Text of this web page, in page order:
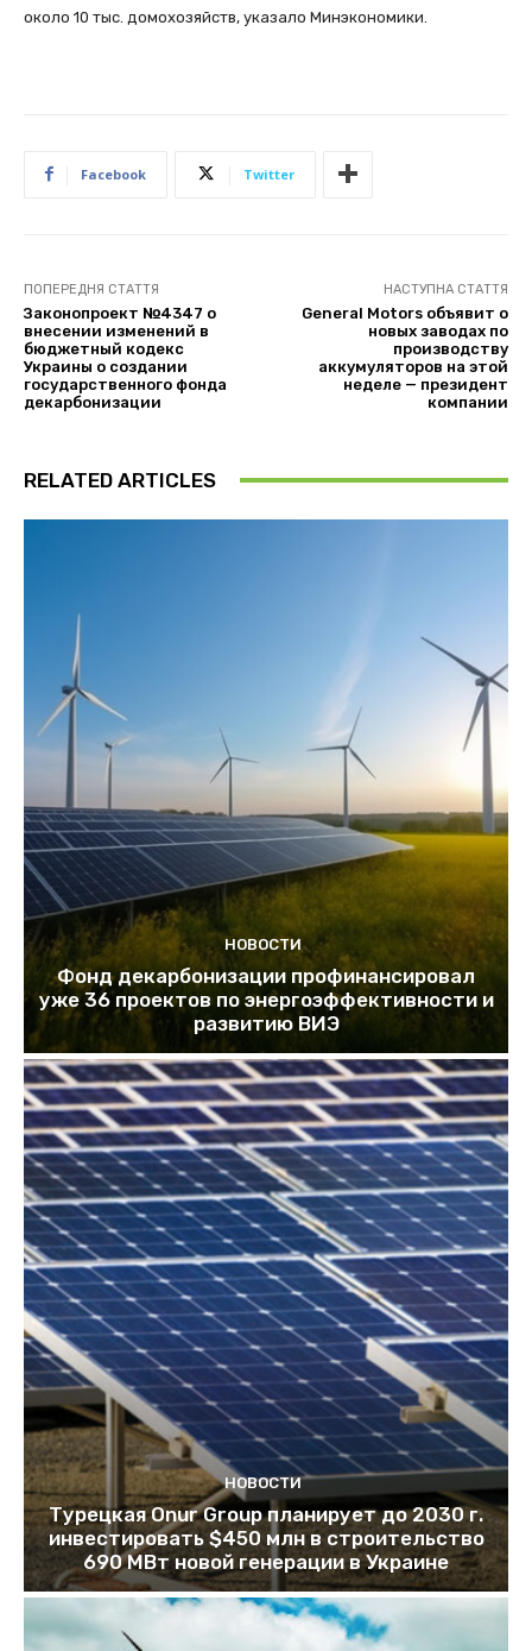
около 10 тыс. домохозяйств, указало Минэкономики.
Facebook Twitter
ПОПЕРЕДНЯ СТАТТЯ
Законопроект №4347 о
внесении изменений в
бюджетный кодекс
Украины о создании
государственного фонда
декарбонизации
НАСТУПНА СТАТТЯ
General Motors объявит о
новых заводах по
производству
аккумуляторов на этой
неделе — президент
компании
RELATED ARTICLES
НОВОСТИ
Фонд декарбонизации профинансировал
уже 36 проектов по энергоэффективности и
развитию ВИЭ
НОВОСТИ
Турецкая Onur Group планирует до 2030 г.
инвестировать $450 млн в строительство
690 МВт новой генерации в Украине